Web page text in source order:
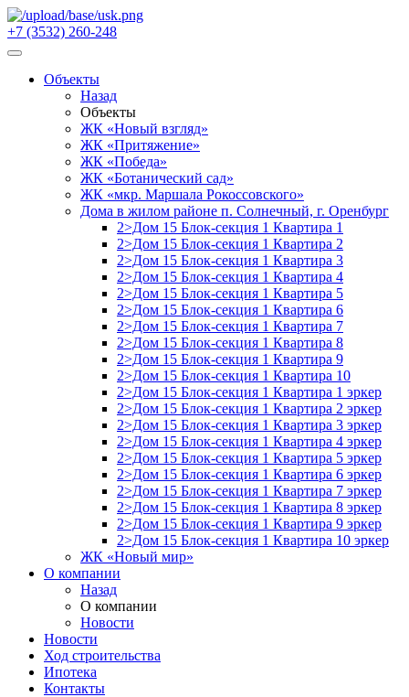
+7 (3532) 260-248
Объекты
Назад
Объекты
ЖК «Новый взгляд»
ЖК «Притяжение»
ЖК «Победа»
ЖК «Ботанический сад»
ЖК «мкр. Маршала Рокоссовского»
Дома в жилом районе п. Солнечный, г. Оренбург
2>Дом 15 Блок-секция 1 Квартира 1
2>Дом 15 Блок-секция 1 Квартира 2
2>Дом 15 Блок-секция 1 Квартира 3
2>Дом 15 Блок-секция 1 Квартира 4
2>Дом 15 Блок-секция 1 Квартира 5
2>Дом 15 Блок-секция 1 Квартира 6
2>Дом 15 Блок-секция 1 Квартира 7
2>Дом 15 Блок-секция 1 Квартира 8
2>Дом 15 Блок-секция 1 Квартира 9
2>Дом 15 Блок-секция 1 Квартира 10
2>Дом 15 Блок-секция 1 Квартира 1 эркер
2>Дом 15 Блок-секция 1 Квартира 2 эркер
2>Дом 15 Блок-секция 1 Квартира 3 эркер
2>Дом 15 Блок-секция 1 Квартира 4 эркер
2>Дом 15 Блок-секция 1 Квартира 5 эркер
2>Дом 15 Блок-секция 1 Квартира 6 эркер
2>Дом 15 Блок-секция 1 Квартира 7 эркер
2>Дом 15 Блок-секция 1 Квартира 8 эркер
2>Дом 15 Блок-секция 1 Квартира 9 эркер
2>Дом 15 Блок-секция 1 Квартира 10 эркер
ЖК «Новый мир»
О компании
Назад
О компании
Новости
Новости
Ход строительства
Ипотека
Контакты